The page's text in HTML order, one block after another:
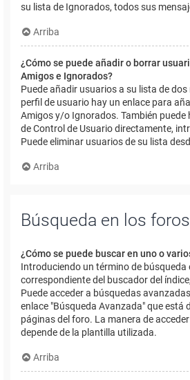
su lista de Ignorados, todos sus
Arriba
¿Cómo se puede añadir o borrar
Amigos e Ignorados?
Puede añadir usuarios a su lista de
perfil de usuario hay un enlace para
Amigos y/o Ignorados. También puede
de Control de Usuario directamente,
Puede eliminar usuarios de su lista
Arriba
Búsqueda en los foros
¿Cómo se puede buscar en uno o
Introduciendo un término de búsqueda
correspondiente del buscador del
Puede acceder a búsquedas
enlace "Búsqueda Avanzada" que está
páginas del foro. La manera de
depende de la plantilla utilizada.
Arriba